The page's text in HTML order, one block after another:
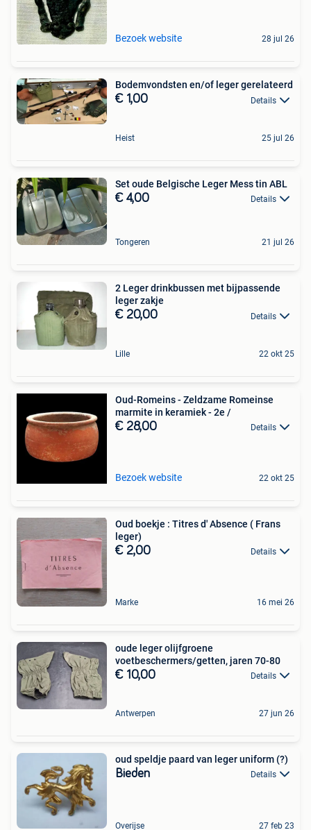
Bezoek website 28 jul 26
Bodemvondsten en/of leger gerelateerd
€ 1,00 Details
Heist 25 jul 26
Set oude Belgische Leger Mess tin ABL
€ 4,00 Details
Tongeren 21 jul 26
2 Leger drinkbussen met bijpassende
leger zakje
€ 20,00 Details
Lille 22 okt 25
Oud-Romeins - Zeldzame Romeinse
marmite in keramiek - 2e /
€ 28,00 Details
Bezoek website 22 okt 25
Oud boekje : Titres d' Absence ( Frans
leger)
€ 2,00 Details
Marke 16 mei 26
oude leger olijfgroene
voetbeschermers/getten, jaren 70-80
€ 10,00 Details
Antwerpen 27 jun 26
oud speldje paard van leger uniform (?)
Bieden Details
Overijse 27 feb 23